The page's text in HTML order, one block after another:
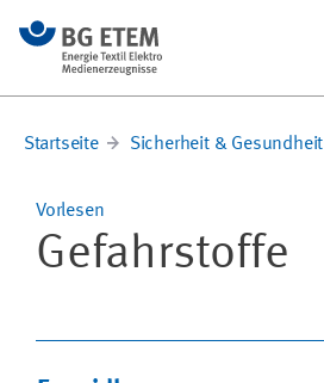
Startseite Sicherheit & Gesundheit
Vorlesen
Gefahrstoffe